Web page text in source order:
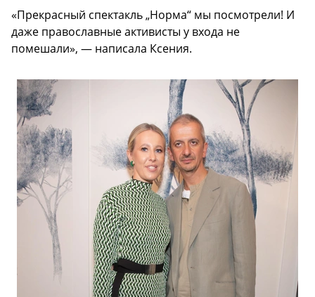
«Прекрасный спектакль „Норма“ мы посмотрели! И
даже православные активисты у входа не
помешали», — написала Ксения.